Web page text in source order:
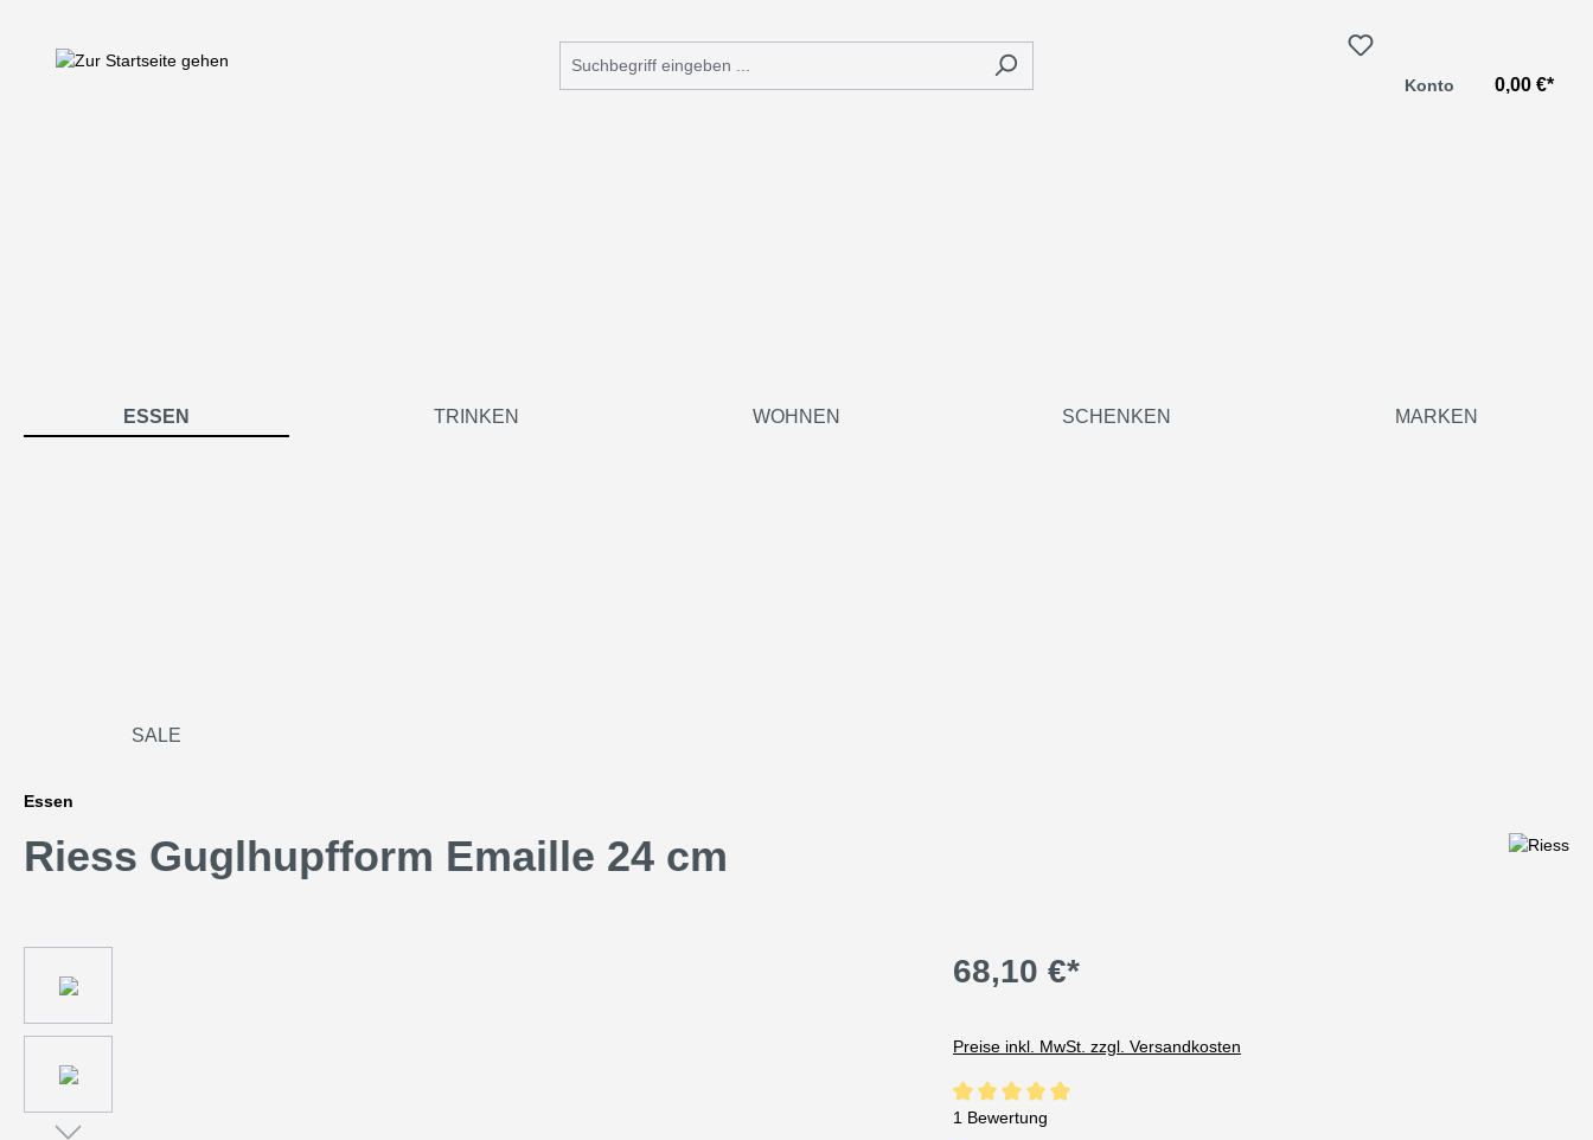
Konto 0,00 €*
ESSEN TRINKEN WOHNEN SCHENKEN MARKEN
SALE
Essen
Riess Guglhupfform Emaille 24 cm
68,10 €*
Preise inkl. MwSt. zzgl. Versandkosten
Durchschnittliche Bewertung von 5 von 5 Sternen
1 Bewertung